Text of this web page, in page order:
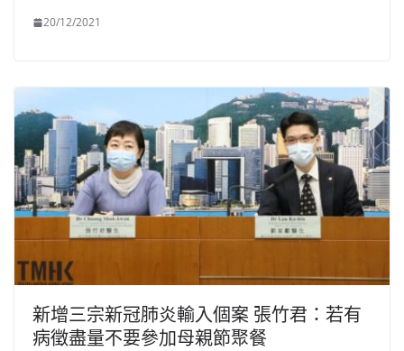
20/12/2021
新增三宗新冠肺炎輸入個案 張竹君：若有
病徵盡量不要參加母親節聚餐